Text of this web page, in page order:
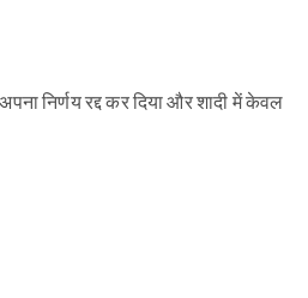
निर्णय रद्द कर दिया और शादी में केवल